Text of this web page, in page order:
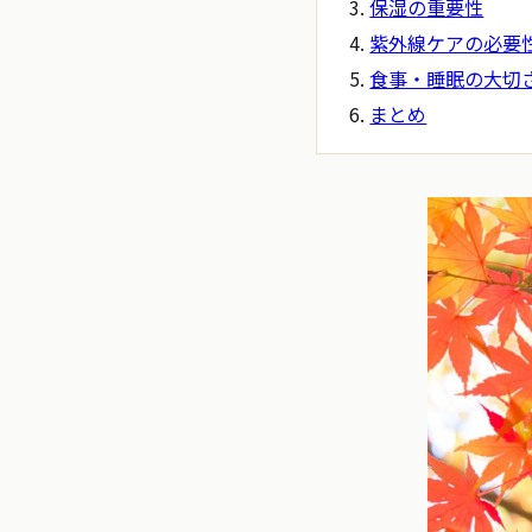
保湿の重要性
紫外線ケアの必要
食事・睡眠の大切
まとめ